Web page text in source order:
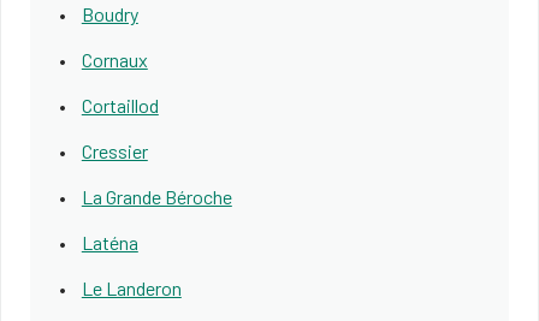
Boudry
Cornaux
Cortaillod
Cressier
La Grande Béroche
Laténa
Le Landeron